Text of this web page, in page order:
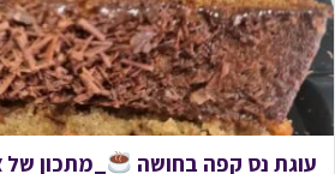
עוגת נס קפה בחושה
_מתכון של